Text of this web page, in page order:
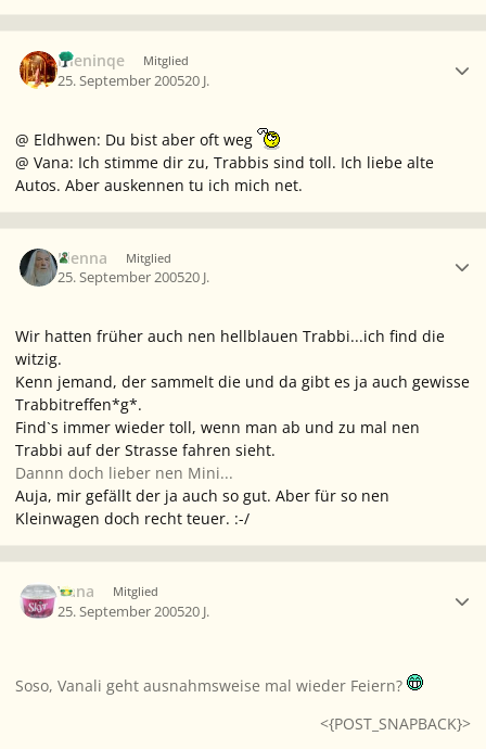
Nieninqe Mitglied
25. September 200520 J.
@ Eldhwen: Du bist aber oft weg
@ Vana: Ich stimme dir zu, Trabbis sind toll. Ich liebe alte
Autos. Aber auskennen tu ich mich net.
Elenna Mitglied
25. September 200520 J.
Wir hatten früher auch nen hellblauen Trabbi...ich find die
witzig.
Kenn jemand, der sammelt die und da gibt es ja auch gewisse
Trabbitreffen*g*.
Find`s immer wieder toll, wenn man ab und zu mal nen
Trabbi auf der Strasse fahren sieht.
Dannn doch lieber nen Mini...
Auja, mir gefällt der ja auch so gut. Aber für so nen
Kleinwagen doch recht teuer. :-/
Vana Mitglied
25. September 200520 J.
Soso, Vanali geht ausnahmsweise mal wieder Feiern?
<{POST_SNAPBACK}>